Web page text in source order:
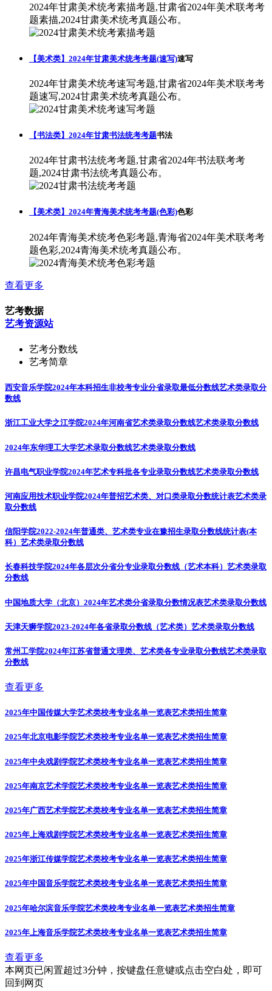
2024年甘肃美术统考素描考题,甘肃省2024年美术联考考
题素描,2024甘肃美术统考真题公布。
【美术类】2024年甘肃美术统考考题(速写)速写
2024年甘肃美术统考速写考题,甘肃省2024年美术联考考
题速写,2024甘肃美术统考真题公布。
【书法类】2024年甘肃书法统考考题书法
2024年甘肃书法统考考题,甘肃省2024年书法联考考
题,2024甘肃书法统考真题公布。
【美术类】2024年青海美术统考考题(色彩)色彩
2024年青海美术统考色彩考题,青海省2024年美术联考考
题色彩,2024青海美术统考真题公布。
查看更多
艺考数据
艺考资源站
艺考分数线
艺考简章
西安音乐学院2024年本科招生非校考专业分省录取最低分数线艺术类录取分
数线
浙江工业大学之江学院2024年河南省艺术类录取分数线艺术类录取分数线
2024年东华理工大学艺术录取分数线艺术类录取分数线
许昌电气职业学院2024年艺术专科批各专业录取分数线艺术类录取分数线
河南应用技术职业学院2024年普招艺术类、对口类录取分数统计表艺术类录
取分数线
信阳学院2022-2024年普通类、艺术类专业在豫招生录取分数线统计表(本
科） 艺术类录取分数线
长春科技学院2024年各层次分省分专业录取分数线（艺术本科） 艺术类录取
分数线
中国地质大学（北京）2024年艺术类分省录取分数情况表艺术类录取分数线
天津天狮学院2023-2024年各省录取分数线（艺术类） 艺术类录取分数线
常州工学院2024年江苏省普通文理类、艺术类各专业录取分数线艺术类录取
分数线
查看更多
2025年中国传媒大学艺术类校考专业名单一览表艺术类招生简章
2025年北京电影学院艺术类校考专业名单一览表艺术类招生简章
2025年中央戏剧学院艺术类校考专业名单一览表艺术类招生简章
2025年南京艺术学院艺术类校考专业名单一览表艺术类招生简章
2025年广西艺术学院艺术类校考专业名单一览表艺术类招生简章
2025年上海戏剧学院艺术类校考专业名单一览表艺术类招生简章
2025年浙江传媒学院艺术类校考专业名单一览表艺术类招生简章
2025年中国音乐学院艺术类校考专业名单一览表艺术类招生简章
2025年哈尔滨音乐学院艺术类校考专业名单一览表艺术类招生简章
2025年上海音乐学院艺术类校考专业名单一览表艺术类招生简章
查看更多
本网页已闲置超过3分钟，按键盘任意键或点击空白处，即可
回到网页